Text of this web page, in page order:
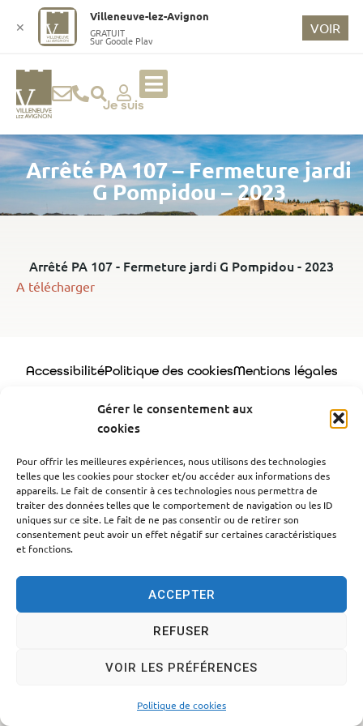
Gérer le consentement aux
cookies
Pour offrir les meilleures expériences, nous utilisons des technologies
telles que les cookies pour stocker et/ou accéder aux informations des
appareils. Le fait de consentir à ces technologies nous permettra de
traiter des données telles que le comportement de navigation ou les ID
uniques sur ce site. Le fait de ne pas consentir ou de retirer son
consentement peut avoir un effet négatif sur certaines caractéristiques
et fonctions.
ACCEPTER
REFUSER
VOIR LES PRÉFÉRENCES
Politique de cookies
ri
n
ci
Je suis
Arrêté PA 107 – Fermeture jardi
G Pompidou – 2023
Arrêté PA 107 - Fermeture jardi G Pompidou - 2023
A télécharger
AccessibilitéPolitique des cookiesMentions légales
© 2024 - Propulsé par Utopia
✕
Villeneuve-lez-Avignon
GRATUIT
Sur Google Play
VOIR